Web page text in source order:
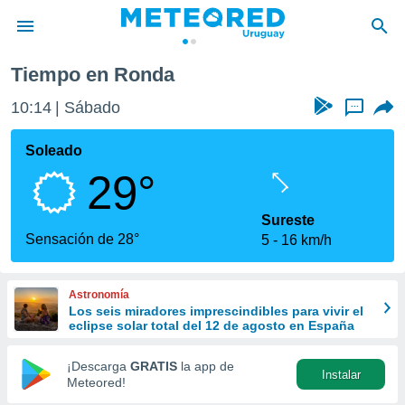
de
ha
calidad.
a este
las
y
forma
digital
basada
Tiempo en Ronda
10:14 Sábado ...
Soleado
29°
Sensación de 28°
Sureste
5
16 km/h
Astronomía
Los seis miradores imprescindibles para vivir el
eclipse solar total del 12 de agosto en España
¡Descarga GRATIS la app de
Meteored!
Instalar